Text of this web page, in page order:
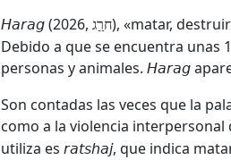
Harag (2026, חרַַג), «matar,
Debido a que se encuentra unas
personas y animales. Harag
Son contadas las veces que la
como a la violencia interpersonal
utiliza es ratshaj, que indica